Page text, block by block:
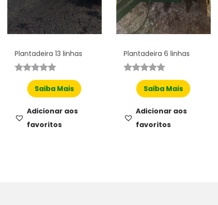
Plantadeira 13 linhas
Saiba Mais
Adicionar aos
favoritos
Plantadeira 6 linhas
Saiba Mais
Adicionar aos
favoritos